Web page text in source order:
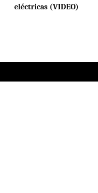
eléctricas (VIDEO)